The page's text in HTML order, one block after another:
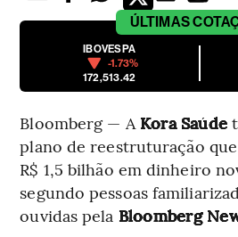
ÚLTIMAS
IBOVESPA
-1.73%
172,513.42
Bloomberg — A Kora Saúde
plano de reestruturação
R$ 1,5 bilhão em dinheiro
segundo pessoas
ouvidas pela Bloomberg